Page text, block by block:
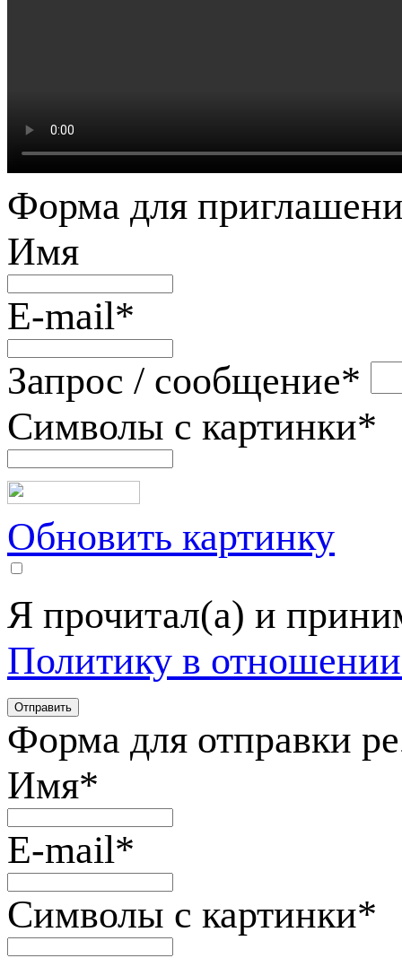
Форма для
Имя
E-mail*
Запрос / сообщение*
Символы с картинки*
Обновить картинку
Я прочитал(а) и
Политику в
Форма для отправки
Имя*
E-mail*
Символы с картинки*